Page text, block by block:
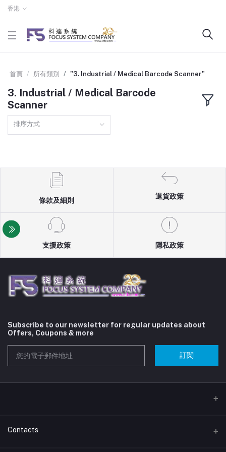
香港
首頁 所有類別 "3. Industrial / Medical Barcode Scanner"
3. Industrial / Medical Barcode
Scanner
排序方式
條款及細則
退貨政策
支援政策 隱私政策
Subscribe to our newsletter for regular updates about
Offers, Coupons & more
訂閱
Contacts